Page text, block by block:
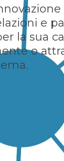
e
la sua
o